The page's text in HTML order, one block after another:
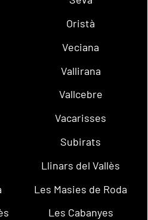
Oristà
Veciana
Vallirana
Vallcebre
Vacarisses
Subirats
Llinars del Vallès
Les Masies de Roda
Les Cabanyes